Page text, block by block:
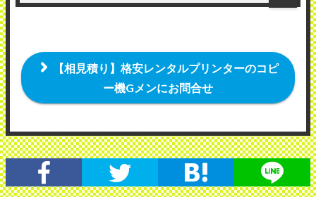
【相見積り】格安レンタルプリンターのコピ
ー機Gメンにお問合せ